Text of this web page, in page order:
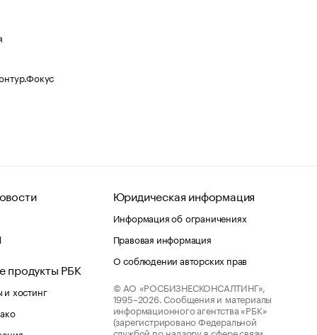
продукты РБК
хостинг
Юридическая информация
Информация об ограничениях
Правовая информация
О соблюдении авторских прав
© АО «РОСБИЗНЕСКОНСАЛТИНГ»,
1995–2026. Сообщения и материалы
информационного агентства «РБК»
(зарегистрировано Федеральной
службой по надзору в сфере связи,